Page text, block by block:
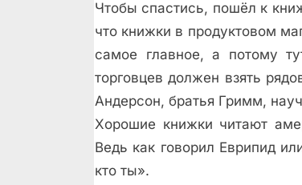
Чтобы спастись, пошёл к
что книжки в продуктовом
самое главное, а потому
торговцев должен взять
Андерсон, братья Гримм,
Хорошие книжки читают
Ведь как говорил Еврипид
кто ты».